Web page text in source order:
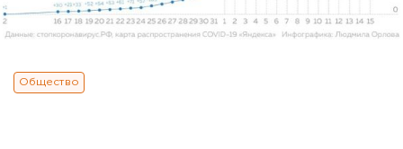
Общество